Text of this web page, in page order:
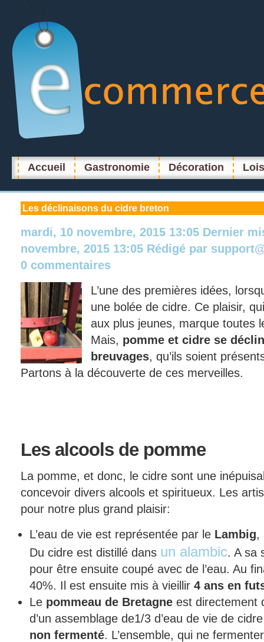
Accueil Gastronomie Décoration
Les déclinaisons du cidre breton
mardi, 10 novembre, 2015 13:05 Dernier
novembre, 2015 13:05 Rédigé par
0 commentaires
L’une des premières idées,
une bolée de cidre. Ce plaisir,
aux plus jeunes, marque toutes
Mais, pomme et cidre se
breuvages, qu’ils soient
Partons à la découverte de ces merveilles.
Les alcools de pomme
La pomme, et donc, le cidre sont une
concevoir divers alcools et spiritueux. Les
pour notre plus grand plaisir:
L’eau de vie est représentée par le Lambig,
Du cidre est distillé dans un alambic. A sa
pour être ensuite coupé avec de l’eau. Au
40%. Il est ensuite mis à vieillir 4 ans en
Le pommeau de Bretagne est directement
d’un assemblage de1/3 d’eau de vie de
non fermenté. L’ensemble, qui ne